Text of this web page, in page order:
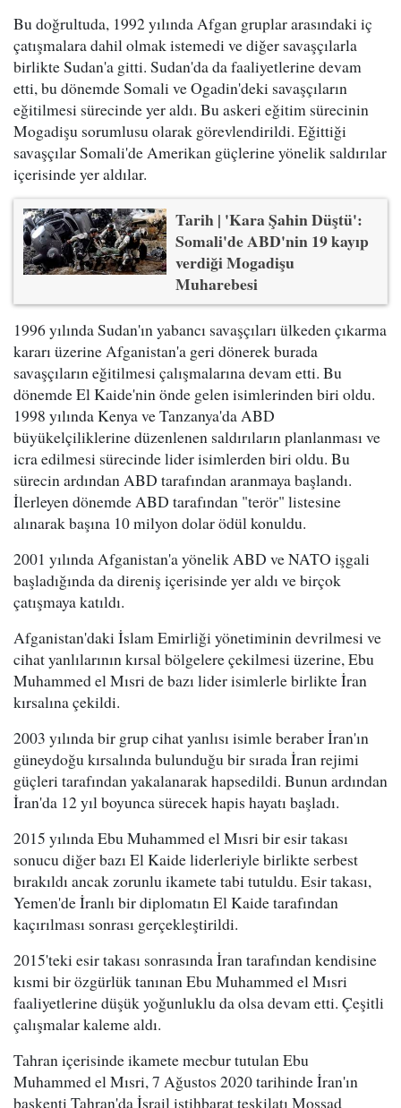
Bu doğrultuda, 1992 yılında Afgan gruplar arasındaki iç
çatışmalara dahil olmak istemedi ve diğer savaşçılarla
birlikte Sudan'a gitti. Sudan'da da faaliyetlerine devam
etti, bu dönemde Somali ve Ogadin'deki savaşçıların
eğitilmesi sürecinde yer aldı. Bu askeri eğitim sürecinin
Mogadişu sorumlusu olarak görevlendirildi. Eğittiği
savaşçılar Somali'de Amerikan güçlerine yönelik saldırılar
içerisinde yer aldılar.
Tarih | 'Kara Şahin Düştü':
Somali'de ABD'nin 19 kayıp
verdiği Mogadişu
Muharebesi
1996 yılında Sudan'ın yabancı savaşçıları ülkeden çıkarma
kararı üzerine Afganistan'a geri dönerek burada
savaşçıların eğitilmesi çalışmalarına devam etti. Bu
dönemde El Kaide'nin önde gelen isimlerinden biri oldu.
1998 yılında Kenya ve Tanzanya'da ABD
büyükelçiliklerine düzenlenen saldırıların planlanması ve
icra edilmesi sürecinde lider isimlerden biri oldu. Bu
sürecin ardından ABD tarafından aranmaya başlandı.
İlerleyen dönemde ABD tarafından "terör" listesine
alınarak başına 10 milyon dolar ödül konuldu.
2001 yılında Afganistan'a yönelik ABD ve NATO işgali
başladığında da direniş içerisinde yer aldı ve birçok
çatışmaya katıldı.
Afganistan'daki İslam Emirliği yönetiminin devrilmesi ve
cihat yanlılarının kırsal bölgelere çekilmesi üzerine, Ebu
Muhammed el Mısri de bazı lider isimlerle birlikte İran
kırsalına çekildi.
2003 yılında bir grup cihat yanlısı isimle beraber İran'ın
güneydoğu kırsalında bulunduğu bir sırada İran rejimi
güçleri tarafından yakalanarak hapsedildi. Bunun ardından
İran'da 12 yıl boyunca sürecek hapis hayatı başladı.
2015 yılında Ebu Muhammed el Mısri bir esir takası
sonucu diğer bazı El Kaide liderleriyle birlikte serbest
bırakıldı ancak zorunlu ikamete tabi tutuldu. Esir takası,
Yemen'de İranlı bir diplomatın El Kaide tarafından
kaçırılması sonrası gerçekleştirildi.
2015'teki esir takası sonrasında İran tarafından kendisine
kısmi bir özgürlük tanınan Ebu Muhammed el Mısri
faaliyetlerine düşük yoğunluklu da olsa devam etti. Çeşitli
çalışmalar kaleme aldı.
Tahran içerisinde ikamete mecbur tutulan Ebu
Muhammed el Mısri, 7 Ağustos 2020 tarihinde İran'ın
başkenti Tahran'da İsrail istihbarat teşkilatı Mossad